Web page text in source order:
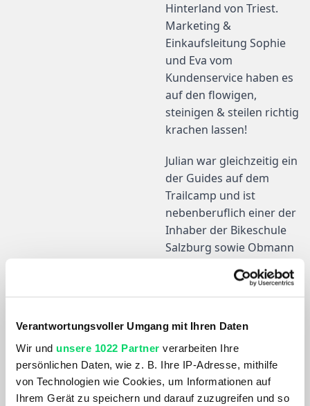
Verantwortungsvoller Umgang mit Ihren Daten
Wir und unsere 1022 Partner verarbeiten Ihre
persönlichen Daten, wie z. B. Ihre IP-Adresse, mithilfe
von Technologien wie Cookies, um Informationen auf
Ihrem Gerät zu speichern und darauf zuzugreifen und so
Hinterland von Triest.
Marketing &
Einkaufsleitung Sophie
und Eva vom
Kundenservice haben es
auf den flowigen,
steinigen & steilen richtig
krachen lassen!
Julian war gleichzeitig ein
der Guides auf dem
Trailcamp und ist
nebenberuflich einer der
Inhaber der Bikeschule
Salzburg sowie Obmann
Julian erreichst du sonst
fast täglich direkt über
Kundenservice!
Fotografische Begleitung
gabs vom Ole Kliem,
selbst mit-Inhaber der